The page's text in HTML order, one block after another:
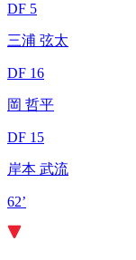
DF 5
三浦 弦太
DF 16
岡 哲平
DF 15
岸本 武流
62’